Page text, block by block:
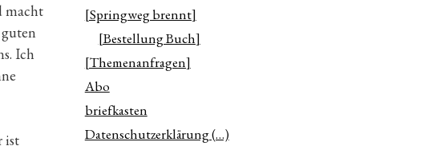
macht
Ich
ist
[Springweg brennt]
[Bestellung Buch]
[Themenanfragen]
Abo
briefkasten
Datenschutzerklärung (…)